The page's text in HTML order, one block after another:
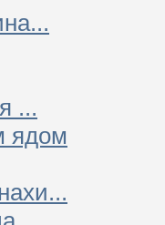
...
ядом